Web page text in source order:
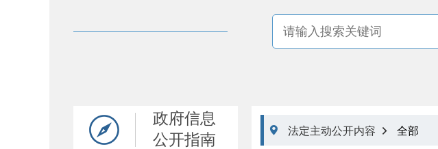
政府信息
公开指南
 法定主动公开内容  全部